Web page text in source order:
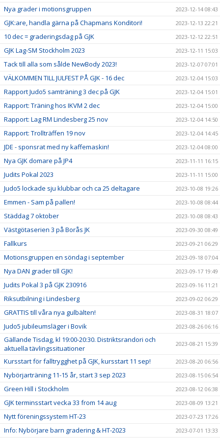
Nya grader i motionsgruppen 2023-12-14 08:43
GJK:are, handla gärna på Chapmans Konditori! 2023-12-13 22:21
10 dec = graderingsdag på GJK 2023-12-12 22:51
GJK Lag-SM Stockholm 2023 2023-12-11 15:03
Tack till alla som sålde NewBody 2023! 2023-12-07 07:01
VÄLKOMMEN TILL JULFEST PÅ GJK - 16 dec 2023-12-04 15:03
Rapport Judo5 samträning 3 dec på GJK 2023-12-04 15:01
Rapport: Träning hos IKVM 2 dec 2023-12-04 15:00
Rapport: Lag RM Lindesberg 25 nov 2023-12-04 14:50
Rapport: Trollträffen 19 nov 2023-12-04 14:45
JDE - sponsrat med ny kaffemaskin! 2023-12-04 08:00
Nya GJK domare på JP4 2023-11-11 16:15
Judits Pokal 2023 2023-11-11 15:00
Judo5 lockade sju klubbar och ca 25 deltagare 2023-10-08 19:26
Emmen - Sam på pallen! 2023-10-08 08:44
Städdag 7 oktober 2023-10-08 08:43
Västgötaserien 3 på Borås JK 2023-09-30 08:49
Fallkurs 2023-09-21 06:29
Motionsgruppen en söndag i september 2023-09-18 07:04
Nya DAN grader till GJK! 2023-09-17 19:49
Judits Pokal 3 på GJK 230916 2023-09-16 11:21
Riksutbilning i Lindesberg 2023-09-02 06:29
GRATTIS till våra nya gulbälten! 2023-08-31 18:07
Judo5 jubileumsläger i Bovik 2023-08-26 06:16
Gällande Tisdag, kl 19:00-20:30. Distriktsrandori och
aktuella tävlingssituationer
2023-08-21 15:39
Kursstart för falltrygghet på GJK, kursstart 11 sep! 2023-08-20 06:56
Nybörjarträning 11-15 år, start 3 sep 2023 2023-08-15 06:54
Green Hill i Stockholm 2023-08-12 06:38
GJK terminsstart vecka 33 from 14 aug 2023-08-09 13:21
Nytt föreningssystem HT-23 2023-07-23 17:26
Info: Nybörjare barn gradering & HT-2023 2023-07-01 13:33